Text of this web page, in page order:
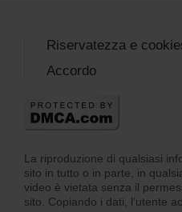
La riproduzione di qualsiasi
sito in tutto o in parte, in
video è vietata senza il
sito. Copiando i dati, l’utente
Riservatezza e
Accordo